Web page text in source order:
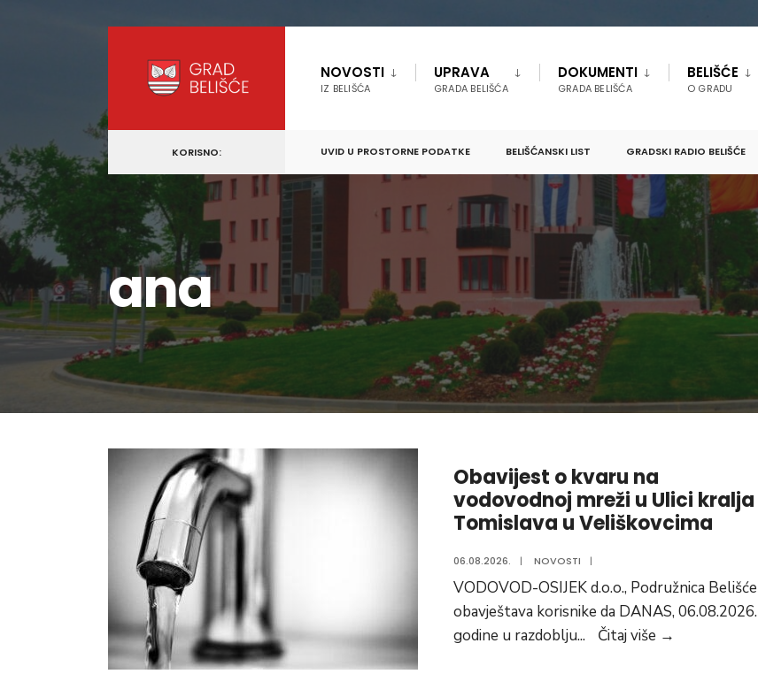
content
NOVOSTI
IZ BELIŠĆA
UPRAVA
GRADA BELIŠĆA
DOKUMENTI
GRADA BELIŠĆA
BELIŠĆE
O GRADU
KORISNO: UVID U PROSTORNE PODATKE BELIŠĆANSKI LIST GRADSKI RADIO BELIŠĆE
ana
Obavijest o kvaru na
vodovodnoj mreži u Ulici kralja
Tomislava u Veliškovcima
06.08.2026. | NOVOSTI |
VODOVOD-OSIJEK d.o.o., Podružnica Belišće
obavještava korisnike da DANAS, 06.08.2026.
godine u razdoblju... Čitaj više →